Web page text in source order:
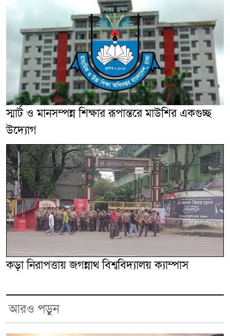
স্মার্ট ও মানসম্পন্ন শিক্ষার রূপান্তরে মাউশির একগুচ্ছ
উদ্যোগ
কড়া নিরাপত্তায় জগন্নাথ বিশ্ববিদ্যালয় ক্যাম্পাস
আরও পড়ুন